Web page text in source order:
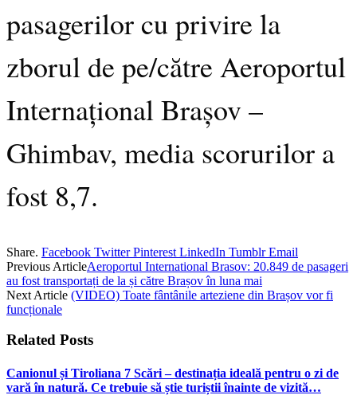
pasagerilor cu privire la
zborul de pe/către Aeroportul
Internațional Brașov –
Ghimbav, media scorurilor a
fost 8,7.
Share. Facebook Twitter Pinterest LinkedIn Tumblr Email
Previous ArticleAeroportul International Brasov: 20.849 de pasageri
au fost transportați de la și către Brașov în luna mai
Next Article (VIDEO) Toate fântânile arteziene din Brașov vor fi
funcționale
Related Posts
Canionul și Tiroliana 7 Scări – destinația ideală pentru o zi de
vară în natură. Ce trebuie să știe turiștii înainte de vizită…